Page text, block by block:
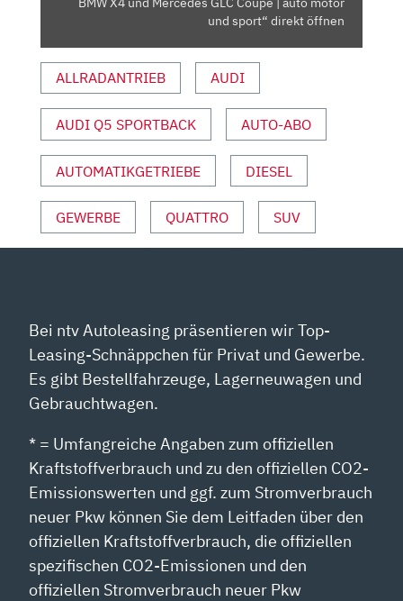
COUPÉ
AUTO
MOTOR
SPORT“
VON
YOUTUBE
ANZEIGEN
und sport“ direkt öffnen
ALLRADANTRIEB AUDI
AUDI Q5 SPORTBACK AUTO-ABO
AUTOMATIKGETRIEBE DIESEL
GEWERBE QUATTRO SUV
Bei ntv Autoleasing präsentieren wir Top-
Leasing-Schnäppchen für Privat und Gewerbe.
Es gibt Bestellfahrzeuge, Lagerneuwagen und
Gebrauchtwagen.
* = Umfangreiche Angaben zum offiziellen
Kraftstoffverbrauch und zu den offiziellen CO2-
Emissionswerten und ggf. zum Stromverbrauch
neuer Pkw können Sie dem Leitfaden über den
offiziellen Kraftstoffverbrauch, die offiziellen
spezifischen CO2-Emissionen und den
offiziellen Stromverbrauch neuer Pkw